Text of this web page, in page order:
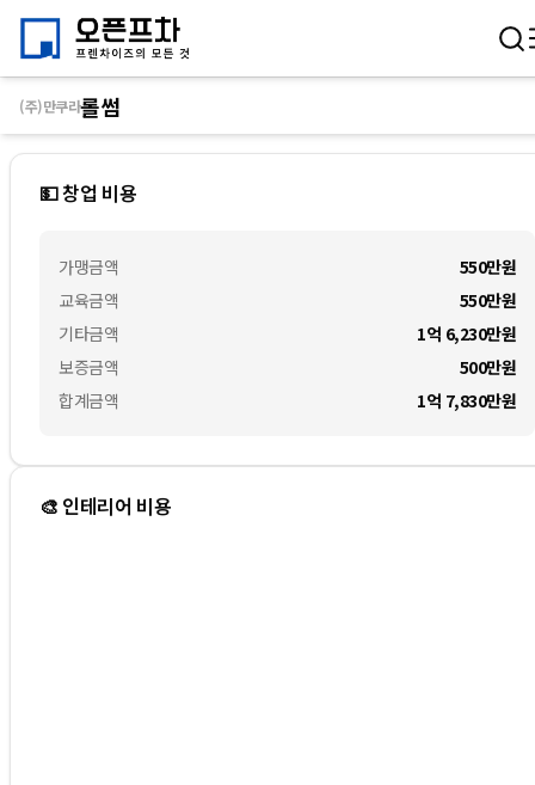
(주)만쿠라롤썸
💵 창업 비용
가맹금액
교육금액
기타금액
보증금액
합계금액
550만원
550만원
1억 6,230만원
500만원
1억 7,830만원
🎨 인테리어 비용